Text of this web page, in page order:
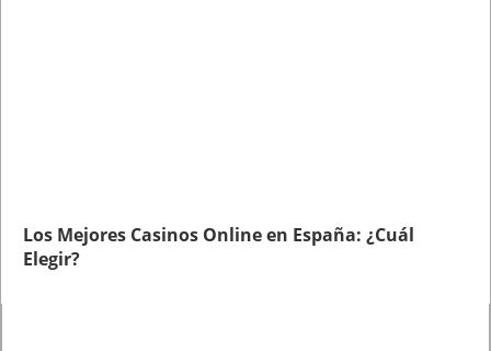
Los Mejores Casinos Online en España: ¿Cuál
Elegir?